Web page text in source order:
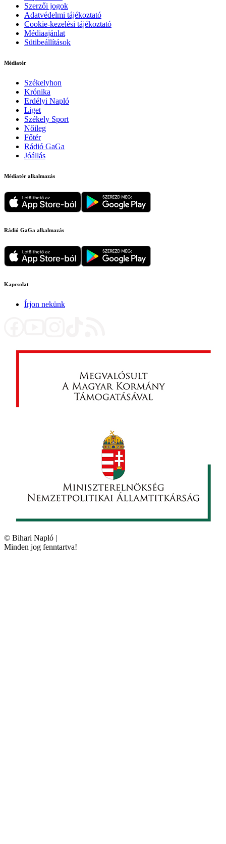
Szerzői jogok
Adatvédelmi tájékoztató
Cookie-kezelési tájékoztató
Médiaajánlat
Sütibeállítások
Médiatér
Székelyhon
Krónika
Erdélyi Napló
Liget
Székely Sport
Nőileg
Főtér
Rádió GaGa
Jóállás
Médiatér alkalmazás
Rádió GaGa alkalmazás
Kapcsolat
Írjon nekünk
© Bihari Napló |
Minden jog fenntartva!